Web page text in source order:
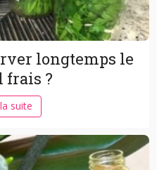
longtemps le
frais ?
suite